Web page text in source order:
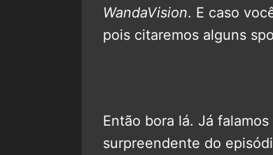
WandaVision. E caso
pois citaremos alguns
Então bora lá. Já
surpreendente do